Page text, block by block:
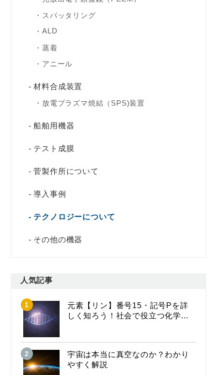
スパッタリング
ALD
蒸着
アニール
材料合成装置
放電プラズマ焼結（SPS)装置
船舶用機器
テスト成膜
菅製作所について
導入事例
テクノロジーについて
その他の機器
人気記事
元素【リン】番号15・記号Pを詳
しく知ろう！社会で役立つ化学...
宇宙は本当に真空なのか？わかり
やすく解説